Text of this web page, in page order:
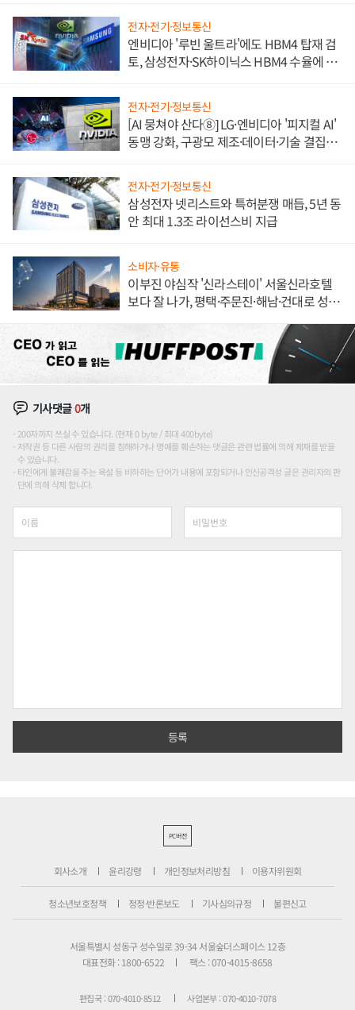
전자·전기·정보통신
엔비디아 '루빈 울트라'에도 HBM4 탑재 검
토, 삼성전자·SK하이닉스 HBM4 수율에 주
전자·전기·정보통신
[AI 뭉쳐야 산다⑧] LG·엔비디아 '피지컬 AI'
동맹 강화, 구광모 제조·데이터·기술 결집
전자·전기·정보통신
삼성전자 넷리스트와 특허분쟁 매듭, 5년 동
안 최대 1.3조 라이선스비 지급
소비자·유통
이부진 야심작 '신라스테이' 서울신라호텔
보다 잘 나가, 평택·주문진·해남·건대로 성
기사댓글0개
200자까지 쓰실 수 있습니다. (현재 0 byte / 최대 400byte)
저작권 등 다른 사람의 권리를 침해하거나 명예를 훼손하는 댓글은 관련 법률에 의해 제재를 받을
수 있습니다.
타인에게 불쾌감을 주는 욕설 등 비하하는 단어가 내용에 포함되거나 인신공격성 글은 관리자의 판
단에 의해 삭제 합니다.
PC버전
회사소개 윤리강령 개인정보처리방침 이용자위원회
청소년보호정책 정정·반론보도 기사심의규정 불편신고
서울특별시 성동구 성수일로 39-34 서울숲더스페이스 12층
대표전화 : 1800-6522
팩스 : 070-4015-8658
편집국 : 070-4010-8512
사업본부 : 070-4010-7078